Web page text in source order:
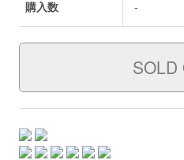
購入数 -